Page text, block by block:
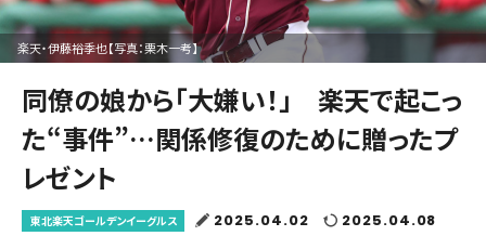
楽天・伊藤裕季也【写真：栗木一考】
同僚の娘から「大嫌い！」 楽天で起こっ
た“事件”…関係修復のために贈ったプ
レゼント
東北楽天ゴールデンイーグルス 2025.04.02 2025.04.08